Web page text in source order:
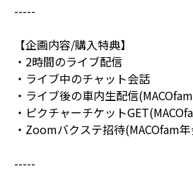
-----
【企画内容/購入特典】
・2時間のライブ配信
・ライブ中のチャット会話
・ライブ後の車内生配信
・ピクチャーチケット
・Zoomバクステ招待(MACOfam
-----